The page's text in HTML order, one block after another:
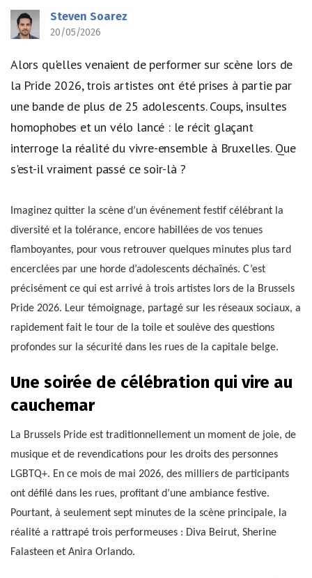
Steven Soarez
20/05/2026
Alors qu'elles venaient de performer sur scène lors de
la Pride 2026, trois artistes ont été prises à partie par
une bande de plus de 25 adolescents. Coups, insultes
homophobes et un vélo lancé : le récit glaçant
interroge la réalité du vivre-ensemble à Bruxelles. Que
s'est-il vraiment passé ce soir-là ?
Imaginez quitter la scène d’un événement festif célébrant la
diversité et la tolérance, encore habillées de vos tenues
flamboyantes, pour vous retrouver quelques minutes plus tard
encerclées par une horde d’adolescents déchaînés. C’est
précisément ce qui est arrivé à trois artistes lors de la Brussels
Pride 2026. Leur témoignage, partagé sur les réseaux sociaux, a
rapidement fait le tour de la toile et soulève des questions
profondes sur la sécurité dans les rues de la capitale belge.
Une soirée de célébration qui vire au
cauchemar
La Brussels Pride est traditionnellement un moment de joie, de
musique et de revendications pour les droits des personnes
LGBTQ+. En ce mois de mai 2026, des milliers de participants
ont défilé dans les rues, profitant d’une ambiance festive.
Pourtant, à seulement sept minutes de la scène principale, la
réalité a rattrapé trois performeuses : Diva Beirut, Sherine
Falasteen et Anira Orlando.